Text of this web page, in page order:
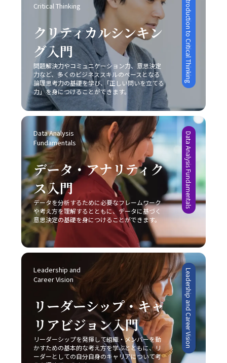
スマンはこの能力を磨くことで、上司や同僚、さらには対
外のステークホルダーとの信頼関係を築き、組織全体の業
績向上や自らのキャリアアップに直結させることが可能と
なります。 また、コミュニケーションの成功は意識的な目
的設定と適切な手法の選択に依存するため、日々の業務の
中で自らの発言や対話を振り返り、どのように相手に伝わ
っているかを検証する姿勢が不可欠です。若手ビジネスマ
ンとしては、まずは基本的なスキルを習得し、実践を重ね
ながら「論理」と「感情」のバランスを追求することが、
信頼構築および成果創出への近道であると言えます。今後
も、技術の進化とグローバル化が進む中で、多様なコミュ
ニケーション手法を状況に応じて使い分けるセンスを養
い、柔軟な対応力を持つことが求められるでしょう。 最終
的に、「ビジネスにおけるコミュニケーション能力」にお
ける本質は、発信者が目的を明確にし、受信者がその意図
を正確に理解するという双方の協調です。これを実現する
ためには、日々の実務の中での振り返りと研鑽が不可欠で
あり、自らのコミュニケーションスタイルを磨き上げるこ
とが、結果として組織全体のパフォーマンス向上に繋がる
のです。自分自身の成長と共に、組織全体での良好な情報
共有が促進されることにより、ビジネスの現場における成
果が確実に向上するでしょう。
慎重な分析が求められます。レッドオーシャンの戦い方に
おいては、既存市場で確固たる地位を築くために、いかに
自社の独自性を打ち出し、競合他社との差別化を成功させ
るかが非常に重要な要素となります。 具体例として、大手
家電メーカーが技術力と広範な販売網という強みを持ちな
がらも、成熟市場での競争に挑むケースや、ベンチャー企
業が限定されたリソースを最大限に活かしてニッチ市場で
新たな需要を創造するケースなど、各企業は自社の特性に
応じた戦略を展開しています。このような事例からも、ど
の市場戦略を採るにしても、常に自社の強みと市場環境の
両面を的確に把握し、その上でレッドオーシャンの戦い方
を実践することが成功の鍵であることが明らかです。 実践
に向けた心構えと今後の展望 レッドオーシャンの戦い方を
実践するためには、単なる理論や事例の学習に留まらず、
実際のビジネス現場での迅速な対応と継続的な改善が求め
られます。まず、自社の強みや改善点を冷静に分析し、ど
の戦略が最も有効であるかを判断することが重要です。ま
た、顧客のニーズや市場動向の変化に敏感であること、そ
して柔軟な戦略の見直しが不可欠となります。市場は常に
変動し続けており、今日の成功が明日の成功を保証するも
のではないため、レッドオーシャンの戦い方においては常
に革新と挑戦の姿勢を維持しなければなりません。 今後、
AIやIoT、さらにはブロックチェーン技術など最先端技術の
進展が加速することで、ビジネス環境は一層複雑化すると
みられます。しかし、このような変動期においては、逆に
新たなビジネスモデルや市場ニーズが生まれるチャンスも
多く存在します。将来的には、従来のレッドオーシャンの
戦い方に加え、テクノロジーを駆使したデジタル戦略との
融合が、企業の競争力を左右する重要な要素となることは
間違いありません。そのため、今のうちから情報収集や市
場分析に注力し、柔軟かつ先見性のある戦略を構築するこ
とが求められます。 まとめ 本記事では、2025年という変
革の時代において、20代の若手ビジネスマンが直面する厳
機会の逸失といった深刻な影響を及ぼします。そのため、
自己管理能力の向上を図るためには、まず自分自身の心理
的背景や業務環境を冷静に分析することが不可欠です。ま
た、具体的な改善策としては、以下の8つの方法が有効で
あると考えられます。 まず、「とりあえずはじめてみる」
というシンプルながらも強力な方法があります。初動の一
歩を踏み出すことで、徐々にタスクへの抵抗感が薄れ、以
降の作業がスムーズに進む効果が期待できます。次に、簡
単に実行可能なタスクから取り掛かることにより、成功体
験を積み重ねる点も重要です。成功体験は自信を形成し、
やがて大きな課題に対しても積極的に取り組む原動力とな
ります。 さらに、やるべきタスクに専念できる環境を整え
ることも、先延ばし癖の改善に有効です。職場や自宅での
雑音や不要な割り込みを排除し、集中できる空間を確保す
る工夫は、業務効率の向上につながります。目標を細かく
設定し、進捗状況を明確に把握することで、自分自身の達
成度を視覚化し、モチベーションを維持することが可能で
す。また、締切を2段階で設定する方法も、タスクを段階
的に処理し、プロジェクト全体を効率的に管理するための
有効な手段と言えるでしょう。 完璧主義に陥らず、自分に
過度な厳しさを課さない点や、失敗を恐れずに挑戦する姿
勢を持つことも、先延ばし癖改善の鍵となります。たとえ
ば、多少のミスや失敗は成長過程の一部と捉え、次回への
学びとすることで、行動へのブレーキを緩めることができ
ます。さらに、周囲の信頼できる同僚や上司に適切に協力
を求めることで、タスクの分担や業務効率の向上にもつな
がり、結果として「後回し癖の改善」が促進されます。 総
じて、先延ばし癖の改善は単なる業務の効率化に留まら
ず、自己成長やキャリアアップ、そして精神的健康に直結
する課題です。20代の若手ビジネスマンは、日々の忙しさ
に追われる中で、この先延ばしという悪循環を断ち切り、
主体的かつ計画的な行動を身につけることが、将来的な成
功に不可欠であると言えるでしょう。一度自らの行動パタ
ーンを見直し、ここで紹介した8つの方法を実践すること
Critical Thinking
クリティカルシンキン
グ入門
問題解決力やコミュニケーション力、意思決定
力など、多くのビジネススキルのベースとなる
論理思考力の基礎を学び、｢正しい問いを立てる
力」を身につけることができます。
Introduction to Critical Thinking
Data Analysis
Fundamentals
データ・アナリティク
ス入門
データを分析するために必要なフレームワーク
や考え方を理解するとともに、データに基づく
意思決定の基礎を身につけることができます。
Data Analysis Fundamentals
Leadership and
Career Vision
リーダーシップ・キャ
リアビジョン入門
リーダーシップを発揮して組織・メンバーを動
かすための基本的な考え方を学ぶとともに、リ
ーダーとしての自分自身のキャリアについて考
Leadership and Career Vision